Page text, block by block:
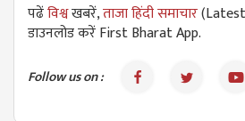
पढेंविश्वखबरें,ताजा हिंदी समाचार
डाउनलोड करें First Bharat App.
Follow us on :